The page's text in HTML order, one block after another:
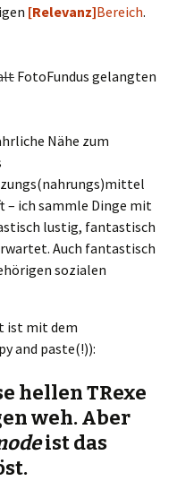
[Relevanz]Bereich.
FotoFundus gelangten
Nähe zum
– ich sammle Dinge mit
lustig, fantastisch
Auch fantastisch
sozialen
ist mit dem
and paste(!)):
hellen TRexe
weh. Aber
ist das